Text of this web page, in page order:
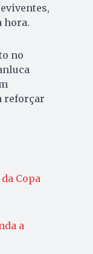
hora.
no
reforçar
Copa
a